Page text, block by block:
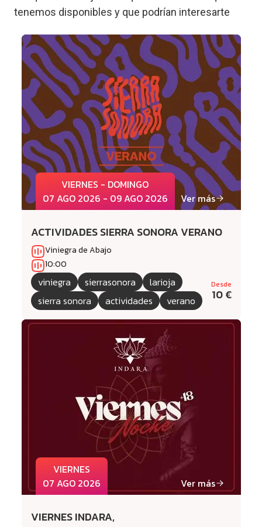
tenemos disponibles y que podrían interesarte
VIERNES - DOMINGO
07 AGO 2026 - 09 AGO 2026
Ver más
ACTIVIDADES SIERRA SONORA VERANO
Viniegra de Abajo
10:00
viniegra sierrasonora
larioja
sierra sonora
actividades verano
Desde
10 €
VIERNES
07 AGO 2026
Ver más
VIERNES INDARA,